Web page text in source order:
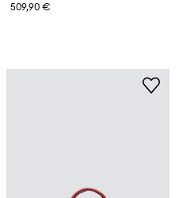
509,90 €